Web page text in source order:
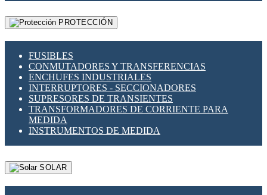
PROTECCIÓN
FUSIBLES
CONMUTADORES Y TRANSFERENCIAS
ENCHUFES INDUSTRIALES
INTERRUPTORES - SECCIONADORES
SUPRESORES DE TRANSIENTES
TRANSFORMADORES DE CORRIENTE PARA
MEDIDA
INSTRUMENTOS DE MEDIDA
SOLAR